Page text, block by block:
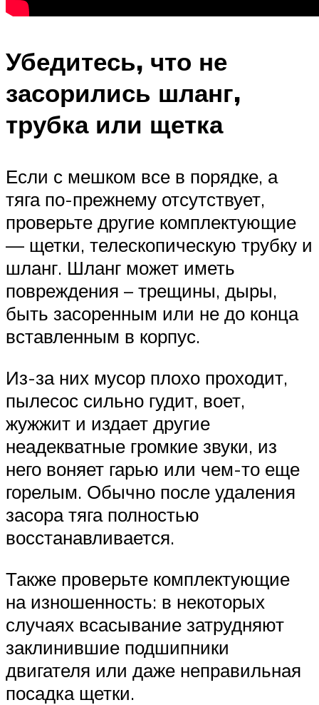
Убедитесь, что не
засорились шланг,
трубка или щетка
Если с мешком все в порядке, а
тяга по-прежнему отсутствует,
проверьте другие комплектующие
— щетки, телескопическую трубку и
шланг. Шланг может иметь
повреждения – трещины, дыры,
быть засоренным или не до конца
вставленным в корпус.
Из-за них мусор плохо проходит,
пылесос сильно гудит, воет,
жужжит и издает другие
неадекватные громкие звуки, из
него воняет гарью или чем-то еще
горелым. Обычно после удаления
засора тяга полностью
восстанавливается.
Также проверьте комплектующие
на изношенность: в некоторых
случаях всасывание затрудняют
заклинившие подшипники
двигателя или даже неправильная
посадка щетки.